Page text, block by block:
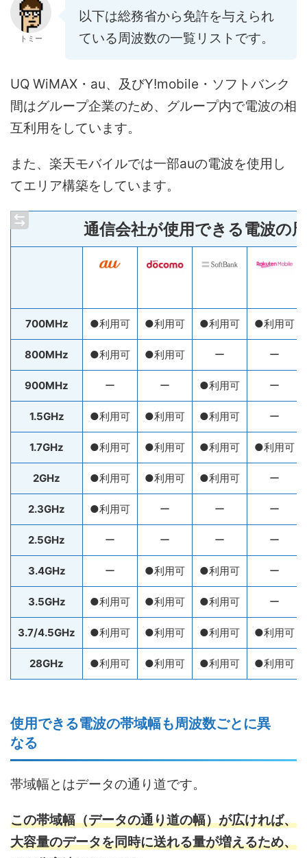
トミー
以下は総務省から免許を与えられ
ている周波数の一覧リストです。
UQ WiMAX・au、及びY!mobile・ソフトバンク
間はグループ企業のため、グループ内で電波の相
互利用をしています。
また、楽天モバイルでは一部auの電波を使用し
てエリア構築をしています。
通信会社が使用できる電波の
700MHz ●利用可 ●利用可 ●利用可 ●利用可
800MHz ●利用可 ●利用可 ー ー
900MHz ー ー ●利用可 ー
1.5GHz ●利用可 ●利用可 ●利用可 ー
1.7GHz ●利用可 ●利用可 ●利用可 ●利用可
2GHz ●利用可 ●利用可 ●利用可 ー
2.3GHz ●利用可 ー ー ー
2.5GHz ー ー ー ー
3.4GHz ー ●利用可 ●利用可 ー
3.5GHz ●利用可 ●利用可 ●利用可 ー
3.7/4.5GHz ●利用可 ●利用可 ●利用可 ●利用可
28GHz ●利用可 ●利用可 ●利用可 ●利用可
使用できる電波の帯域幅も周波数ごとに異
なる
帯域幅とはデータの通り道です。
この帯域幅（データの通り道の幅）が広ければ、
大容量のデータを同時に送れる量が増えるため、